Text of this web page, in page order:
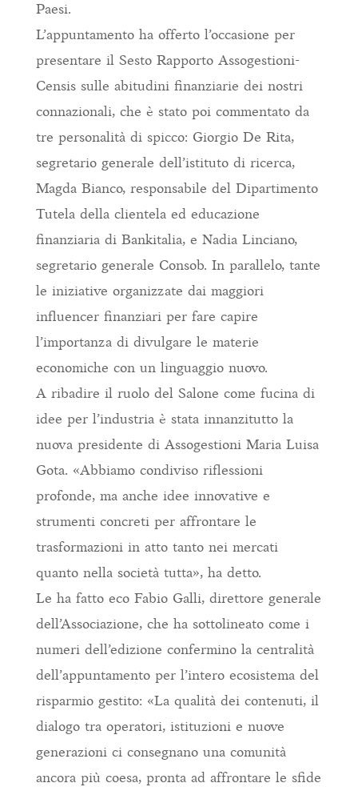
Paesi.
L’appuntamento ha offerto l’occasione per
presentare il Sesto Rapporto Assogestioni-
Censis sulle abitudini finanziarie dei nostri
connazionali, che è stato poi commentato da
tre personalità di spicco: Giorgio De Rita,
segretario generale dell’istituto di ricerca,
Magda Bianco, responsabile del Dipartimento
Tutela della clientela ed educazione
finanziaria di Bankitalia, e Nadia Linciano,
segretario generale Consob. In parallelo, tante
le iniziative organizzate dai maggiori
influencer finanziari per fare capire
l’importanza di divulgare le materie
economiche con un linguaggio nuovo.
A ribadire il ruolo del Salone come fucina di
idee per l’industria è stata innanzitutto la
nuova presidente di Assogestioni Maria Luisa
Gota. «Abbiamo condiviso riflessioni
profonde, ma anche idee innovative e
strumenti concreti per affrontare le
trasformazioni in atto tanto nei mercati
quanto nella società tutta», ha detto.
Le ha fatto eco Fabio Galli, direttore generale
dell’Associazione, che ha sottolineato come i
numeri dell’edizione confermino la centralità
dell’appuntamento per l’intero ecosistema del
risparmio gestito: «La qualità dei contenuti, il
dialogo tra operatori, istituzioni e nuove
generazioni ci consegnano una comunità
ancora più coesa, pronta ad affrontare le sfide